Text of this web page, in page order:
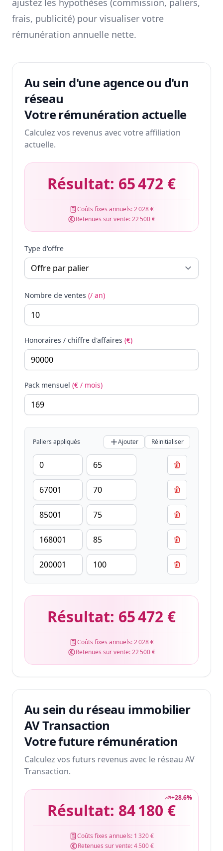
ajustez les hypothèses (commission, paliers,
frais, publicité) pour visualiser votre
rémunération annuelle nette.
Au sein d'une agence ou d'un
réseau
Votre rémunération actuelle
Calculez vos revenus avec votre affiliation
actuelle.
Résultat: 65 472 €
Coûts fixes annuels:2 028 €
Retenues sur vente:22 500 €
Type d'offre
Nombre de ventes (/ an)
Honoraires / chiffre d'affaires (€)
Pack mensuel (€ / mois)
Paliers appliqués Ajouter Réinitialiser
Résultat: 65 472 €
Coûts fixes annuels:2 028 €
Retenues sur vente:22 500 €
Au sein du réseau immobilier
AV Transaction
Votre future rémunération
Calculez vos futurs revenus avec le réseau AV
Transaction.
+28.6%
Résultat: 84 180 €
Coûts fixes annuels: 1 320 €
Retenues sur vente:4 500 €